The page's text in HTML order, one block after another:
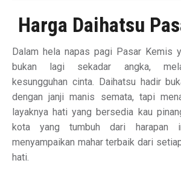
Harga Daihatsu
Dalam hela napas pagi Pasar Kemis
bukan lagi sekadar angka,
kesungguhan cinta. Daihatsu hadir
dengan janji manis semata, tapi
layaknya hati yang bersedia kau
kota yang tumbuh dari harapan
menyampaikan mahar terbaik dari
hati.